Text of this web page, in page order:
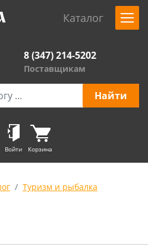
Каталог
8 (347) 214-5202
Поставщикам
Войти Корзина
Туризм и рыбалка